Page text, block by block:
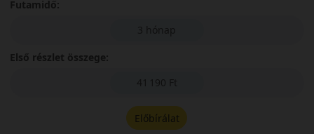
Futamidő:
3 hónap
Első részlet összege:
41 190 Ft
Előbírálat